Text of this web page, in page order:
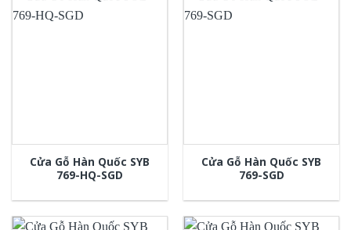
Cửa Gỗ Hàn Quốc SYB
769-HQ-SGD
Cửa Gỗ Hàn Quốc SYB
769-SGD